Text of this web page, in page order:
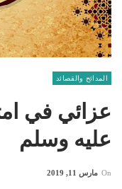
المدائح والقصائد
عزائي في
عليه وسلم
On مارس 11, 2019